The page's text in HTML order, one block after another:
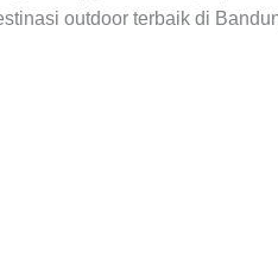
outdoor terbaik di